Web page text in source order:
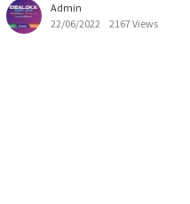
Admin
22/06/2022
2167 Views